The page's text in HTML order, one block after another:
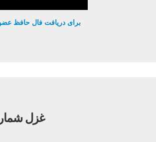
برای دریافت فال حافظ
غزل شماره